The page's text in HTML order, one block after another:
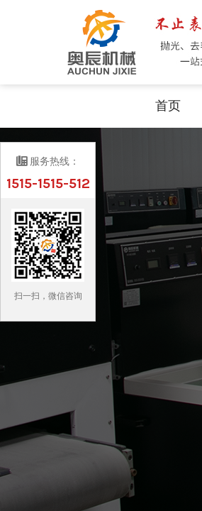
首页
服务热线：
1515-1515-512
扫一扫，微信咨询